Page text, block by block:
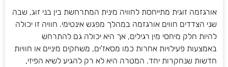
אורגזמה זוגית מתייחסת לחוויה מינית המתרחשת בין בני זוג, שבה
שני הצדדים חווים אורגזמה במהלך מפגש אינטימי. חוויה זו יכולה
להיות חלק מיחסי מין רגילים, אך היא יכולה גם להתרחש
באמצעות פעילויות אחרות כמו מסאז'ים, משחקים מיניים או חוויות
חדשות שנחקרות יחד. המטרה היא לא רק להגיע לשיא הפיזי,